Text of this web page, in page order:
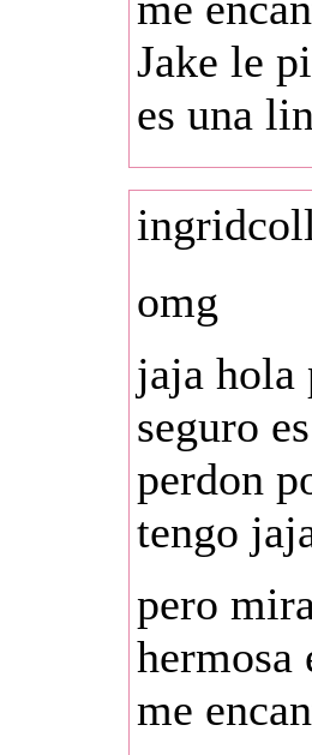
Jake le
es una
omg
jaja
seguro
perdon
tengo
pero
hermosa
me